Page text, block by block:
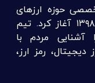
حوزه ارزهای
دیجیتال، فعالیت خود را از تیر ماه ۱۳۹۸ آغاز کرد. تیم
آشنایی مردم با
رمز ارز،